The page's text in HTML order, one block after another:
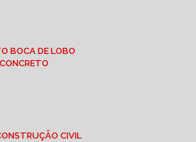
BOCA DE LOBO
CIVIL